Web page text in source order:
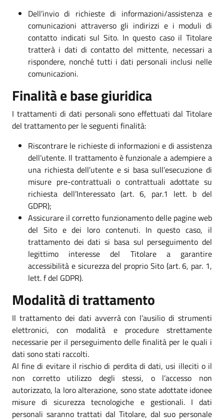
Dell’invio di richieste di informazioni/assistenza e
comunicazioni attraverso gli indirizzi e i moduli di
contatto indicati sul Sito. In questo caso il Titolare
tratterà i dati di contatto del mittente, necessari a
rispondere, nonché tutti i dati personali inclusi nelle
comunicazioni.
Finalità e base giuridica
I trattamenti di dati personali sono effettuati dal Titolare
del trattamento per le seguenti finalità:
Riscontrare le richieste di informazioni e di assistenza
dell’utente. Il trattamento è funzionale a adempiere a
una richiesta dell’utente e si basa sull’esecuzione di
misure pre-contrattuali o contrattuali adottate su
richiesta dell’Interessato (art. 6, par.1 lett. b del
GDPR);
Assicurare il corretto funzionamento delle pagine web
del Sito e dei loro contenuti. In questo caso, il
trattamento dei dati si basa sul perseguimento del
legittimo interesse del Titolare a garantire
accessibilità e sicurezza del proprio Sito (art. 6, par. 1,
lett. f del GDPR).
Modalità di trattamento
Il trattamento dei dati avverrà con l’ausilio di strumenti
elettronici, con modalità e procedure strettamente
necessarie per il perseguimento delle finalità per le quali i
dati sono stati raccolti.
Al fine di evitare il rischio di perdita di dati, usi illeciti o il
non corretto utilizzo degli stessi, o l’accesso non
autorizzato, la loro alterazione, sono state adottate idonee
misure di sicurezza tecnologiche e gestionali. I dati
personali saranno trattati dal Titolare, dal suo personale